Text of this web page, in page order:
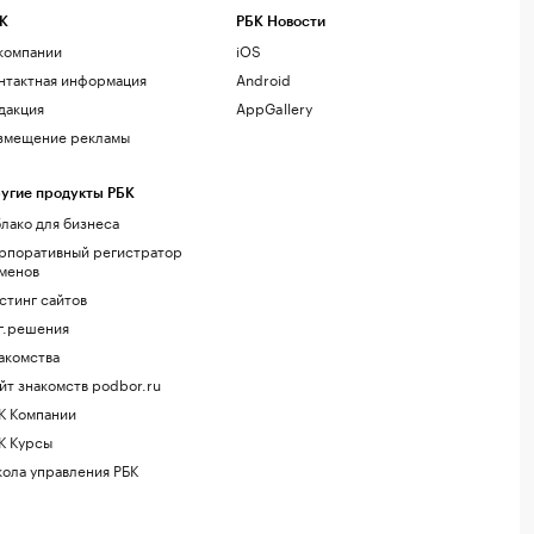
информация
рекламы
продукты РБК
для бизнеса
регистратор
сайтов
знакомств podbor.ru
Компании
Курсы
управления РБК
РБК Новости
iOS
Android
AppGallery